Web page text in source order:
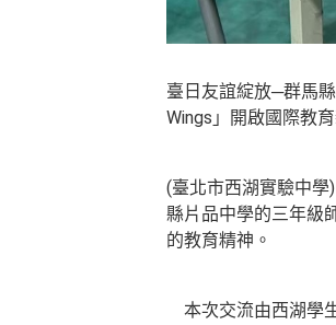
臺日友誼綻放─群馬
Wings」開啟國際教
(臺北市西湖實驗中
縣片品中學的三年級
的教育精神。
本次交流由西湖學